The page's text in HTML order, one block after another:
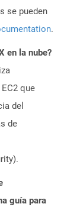
se pueden
.
en la nube?
que
del
de
guía para